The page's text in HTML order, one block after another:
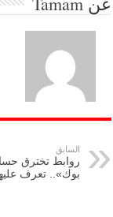
السابق
روابط تخترق
بوك».. تعرف